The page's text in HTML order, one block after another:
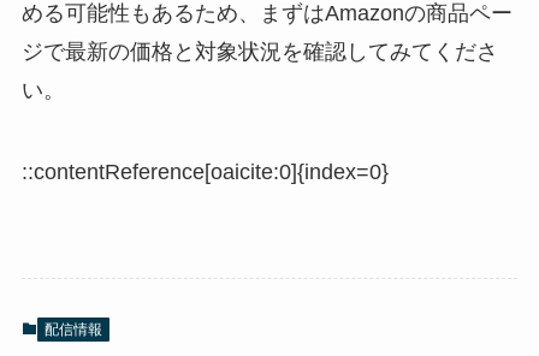
める可能性もあるため、まずはAmazonの商品ペー
ジで最新の価格と対象状況を確認してみてくださ
い。
::contentReference[oaicite:0]{index=0}
配信情報